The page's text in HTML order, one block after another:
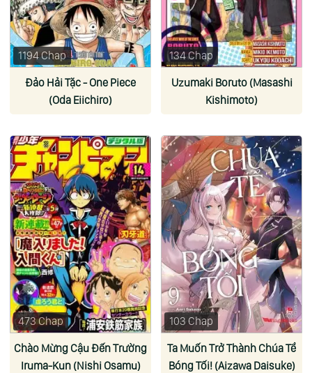
1194 Chap
Đảo Hải Tặc - One Piece
(Oda Eiichiro)
134 Chap
Uzumaki Boruto (Masashi
Kishimoto)
473 Chap
Chào Mừng Cậu Đến Trường
Iruma-Kun (Nishi Osamu)
103 Chap
Ta Muốn Trở Thành Chúa Tể
Bóng Tối! (Aizawa Daisuke)